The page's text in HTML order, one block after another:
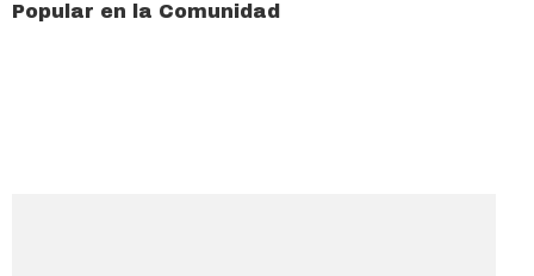
Popular en la Comunidad